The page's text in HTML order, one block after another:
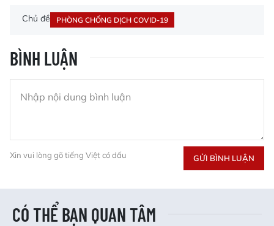
Chủ đề PHÒNG CHỐNG DỊCH COVID-19
BÌNH LUẬN
Xin vui lòng gõ tiếng Việt có dấu GỬI BÌNH LUẬN
CÓ THỂ BẠN QUAN TÂM